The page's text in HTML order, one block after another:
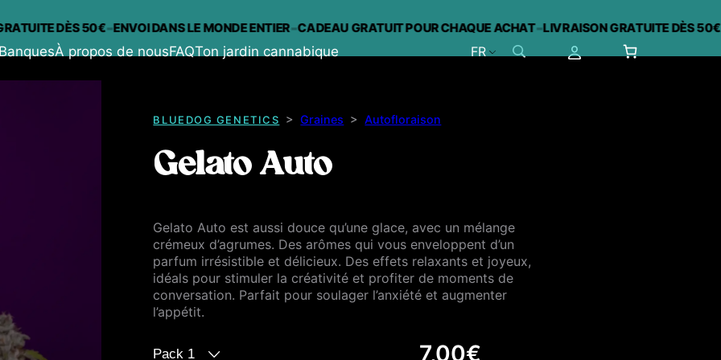
DÈS 50€-ENVOI DANS LE MONDE ENTIER-CADEAU GRATUIT POUR CHAQUE ACHAT-LIVRAISON GRATUITE DÈS 50€-
BanquesÀ propos de nousFAQTon jardin cannabique FR
BLUEDOG GENETICS >Graines >Autofloraison
Gelato Auto
Gelato Auto est aussi douce qu’une glace, avec un mélange
crémeux d’agrumes. Des arômes qui vous enveloppent d’un
parfum irrésistible et délicieux. Des effets relaxants et joyeux,
idéals pour stimuler la créativité et profiter de moments de
conversation. Parfait pour soulager l’anxiété et augmenter
l’appétit.
7,00€